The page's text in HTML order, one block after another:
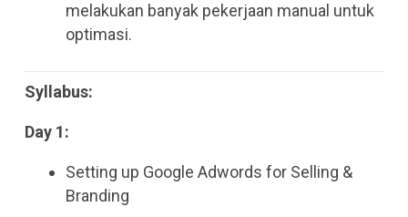
melakukan banyak pekerjaan manual untuk
optimasi.
Syllabus:
Day 1:
Setting up Google Adwords for Selling &
Branding